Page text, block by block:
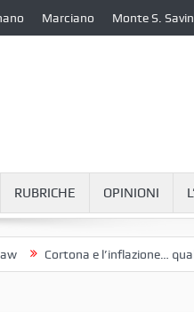
Marciano Monte S.
RUBRICHE OPINIONI
Cortona e l’inflazione… qualche